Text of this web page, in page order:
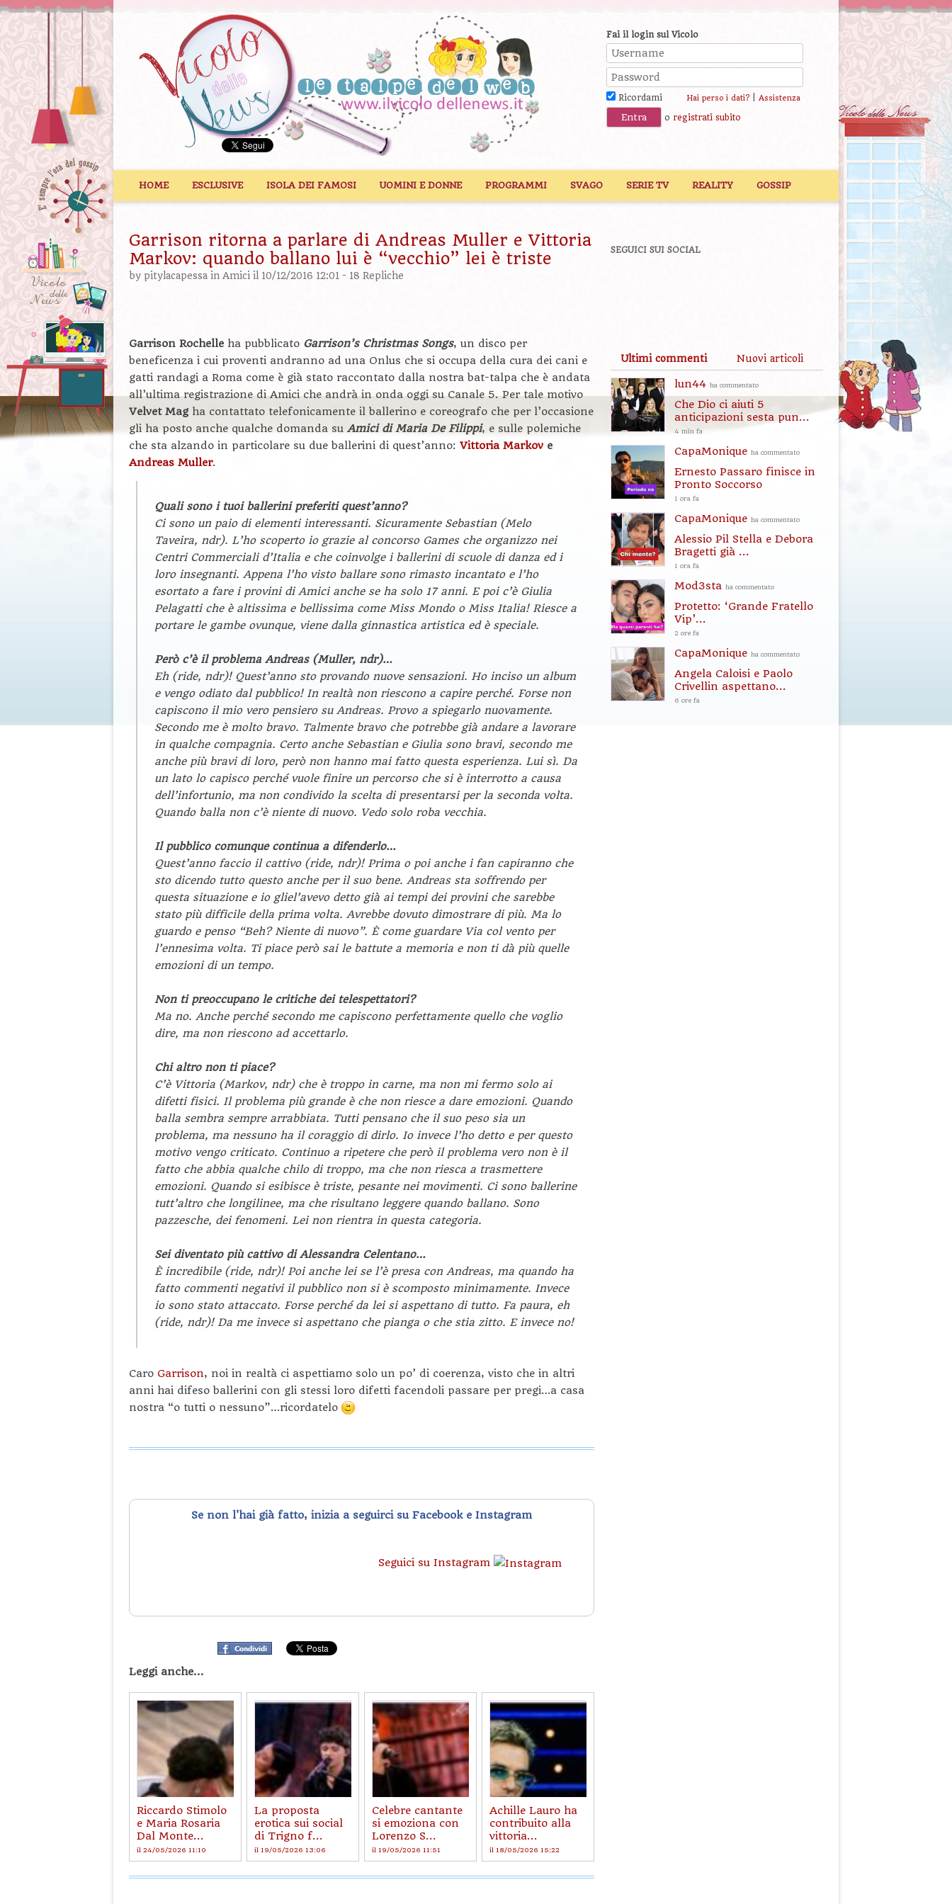
Fai il login sul Vicolo
Ricordami Hai perso i dati?| Assistenza
o registrati subito
HOME ESCLUSIVE ISOLA DEI FAMOSI UOMINI E DONNE PROGRAMMI SVAGO SERIE TV REALITY GOSSIP
Garrison ritorna a parlare di Andreas Muller e Vittoria
Markov: quando ballano lui è “vecchio” lei è triste
by pitylacapessa in Amici il 10/12/2016 12:01 - 18 Repliche
Garrison Rochelle ha pubblicato Garrison’s Christmas Songs, un disco per
beneficenza i cui proventi andranno ad una Onlus che si occupa della cura dei cani e
gatti randagi a Roma come è già stato raccontato dalla nostra bat-talpa che è andata
all’ultima registrazione di Amici che andrà in onda oggi su Canale 5. Per tale motivo
Velvet Mag ha contattato telefonicamente il ballerino e coreografo che per l’occasione
gli ha posto anche qualche domanda su Amici di Maria De Filippi, e sulle polemiche
che sta alzando in particolare su due ballerini di quest’anno: Vittoria Markov e
Andreas Muller.
Quali sono i tuoi ballerini preferiti quest’anno?
Ci sono un paio di elementi interessanti. Sicuramente Sebastian (Melo
Taveira, ndr). L’ho scoperto io grazie al concorso Games che organizzo nei
Centri Commerciali d’Italia e che coinvolge i ballerini di scuole di danza ed i
loro insegnanti. Appena l’ho visto ballare sono rimasto incantato e l’ho
esortato a fare i provini di Amici anche se ha solo 17 anni. E poi c’è Giulia
Pelagatti che è altissima e bellissima come Miss Mondo o Miss Italia! Riesce a
portare le gambe ovunque, viene dalla ginnastica artistica ed è speciale.
Però c’è il problema Andreas (Muller, ndr)…
Eh (ride, ndr)! Quest’anno sto provando nuove sensazioni. Ho inciso un album
e vengo odiato dal pubblico! In realtà non riescono a capire perché. Forse non
capiscono il mio vero pensiero su Andreas. Provo a spiegarlo nuovamente.
Secondo me è molto bravo. Talmente bravo che potrebbe già andare a lavorare
in qualche compagnia. Certo anche Sebastian e Giulia sono bravi, secondo me
anche più bravi di loro, però non hanno mai fatto questa esperienza. Lui sì. Da
un lato lo capisco perché vuole finire un percorso che si è interrotto a causa
dell’infortunio, ma non condivido la scelta di presentarsi per la seconda volta.
Quando balla non c’è niente di nuovo. Vedo solo roba vecchia.
Il pubblico comunque continua a difenderlo…
Quest’anno faccio il cattivo (ride, ndr)! Prima o poi anche i fan capiranno che
sto dicendo tutto questo anche per il suo bene. Andreas sta soffrendo per
questa situazione e io gliel’avevo detto già ai tempi dei provini che sarebbe
stato più difficile della prima volta. Avrebbe dovuto dimostrare di più. Ma lo
guardo e penso “Beh? Niente di nuovo”. È come guardare Via col vento per
l’ennesima volta. Ti piace però sai le battute a memoria e non ti dà più quelle
emozioni di un tempo.
Non ti preoccupano le critiche dei telespettatori?
Ma no. Anche perché secondo me capiscono perfettamente quello che voglio
dire, ma non riescono ad accettarlo.
Chi altro non ti piace?
C’è Vittoria (Markov, ndr) che è troppo in carne, ma non mi fermo solo ai
difetti fisici. Il problema più grande è che non riesce a dare emozioni. Quando
balla sembra sempre arrabbiata. Tutti pensano che il suo peso sia un
problema, ma nessuno ha il coraggio di dirlo. Io invece l’ho detto e per questo
motivo vengo criticato. Continuo a ripetere che però il problema vero non è il
fatto che abbia qualche chilo di troppo, ma che non riesca a trasmettere
emozioni. Quando si esibisce è triste, pesante nei movimenti. Ci sono ballerine
tutt’altro che longilinee, ma che risultano leggere quando ballano. Sono
pazzesche, dei fenomeni. Lei non rientra in questa categoria.
Sei diventato più cattivo di Alessandra Celentano…
È incredibile (ride, ndr)! Poi anche lei se l’è presa con Andreas, ma quando ha
fatto commenti negativi il pubblico non si è scomposto minimamente. Invece
io sono stato attaccato. Forse perché da lei si aspettano di tutto. Fa paura, eh
(ride, ndr)! Da me invece si aspettano che pianga o che stia zitto. E invece no!
Caro Garrison, noi in realtà ci aspettiamo solo un po’ di coerenza, visto che in altri
anni hai difeso ballerini con gli stessi loro difetti facendoli passare per pregi…a casa
nostra “o tutti o nessuno”…ricordatelo
Se non l'hai già fatto, inizia a seguirci su Facebook e Instagram
Seguici su Instagram
Leggi anche...
Riccardo Stimolo
e Maria Rosaria
Dal Monte...
il 24/05/2026 11:10
La proposta
erotica sui social
di Trigno f...
il 19/05/2026 13:06
Celebre cantante
si emoziona con
Lorenzo S...
il 19/05/2026 11:51
Achille Lauro ha
contribuito alla
vittoria...
il 18/05/2026 15:22
SEGUICI SUI SOCIAL
Ultimi commenti Nuovi articoli
lun44 ha commentato
Che Dio ci aiuti 5
anticipazioni sesta pun...
4 min fa
CapaMonique ha commentato
Ernesto Passaro finisce in
Pronto Soccorso
1 ora fa
CapaMonique ha commentato
Alessio Pil Stella e Debora
Bragetti già ...
1 ora fa
Mod3sta ha commentato
Protetto: ‘Grande Fratello
Vip’...
2 ore fa
CapaMonique ha commentato
Angela Caloisi e Paolo
Crivellin aspettano...
6 ore fa